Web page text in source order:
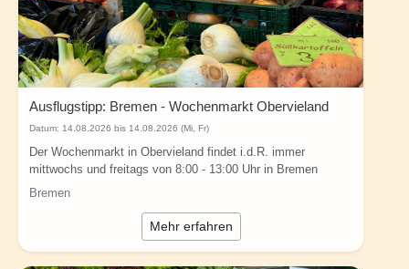
Ausflugstipp: Bremen - Wochenmarkt Obervieland
Datum: 14.08.2026 bis 14.08.2026 (Mi, Fr)
Der Wochenmarkt in Obervieland findet i.d.R. immer
mittwochs und freitags von 8:00 - 13:00 Uhr in Bremen
(Kattenturmer Marktplatz /...
Bremen
Mehr erfahren